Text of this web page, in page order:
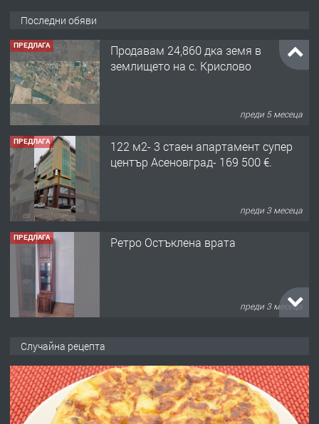
Последни обяви
ПРЕДЛАГА
Продавам 24,860 дка земя в
землището на с. Крислово
преди 5 месеца
ПРЕДЛАГА
122 м2- 3 стаен апартамент супер
център Асеновград- 169 500 €.
преди 3 месеца
ПРЕДЛАГА Ретро Остъклена врата
преди 3 месеца
преди 10 месеца
Случайна рецепта